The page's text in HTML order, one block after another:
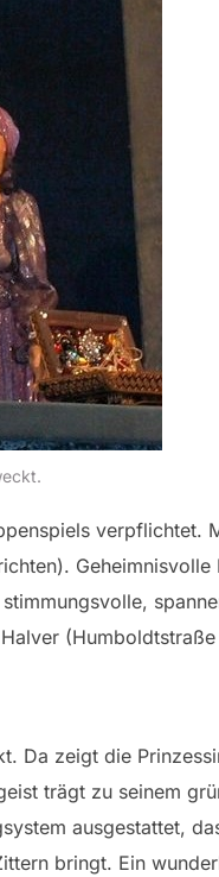
verpflichtet.
Da zeigt die
trägt zu seinem
ausgestattet,
bringt. Ein